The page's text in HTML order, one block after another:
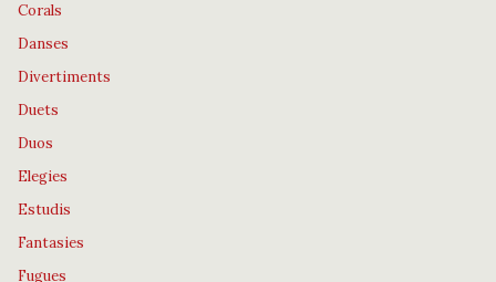
Corals
Danses
Divertiments
Duets
Duos
Elegies
Estudis
Fantasies
Fugues